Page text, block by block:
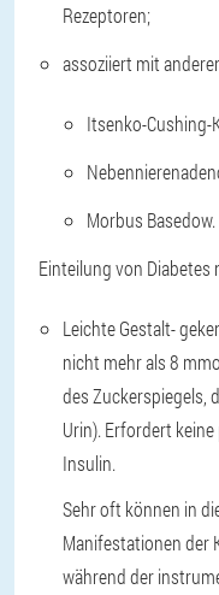
Rezeptoren;
assoziiert mit
Itsenko-Cushing-
Morbus Basedow.
Einteilung von Diabetes
Leichte Gestalt-
nicht mehr als 8
des Zuckerspiegels,
Urin). Erfordert
Insulin.
Sehr oft können in
Manifestationen der
während der